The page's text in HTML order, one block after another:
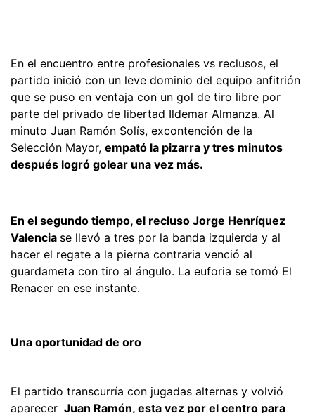
En el encuentro entre profesionales vs reclusos, el
partido inició con un leve dominio del equipo anfitrión
que se puso en ventaja con un gol de tiro libre por
parte del privado de libertad Ildemar Almanza. Al
minuto Juan Ramón Solís, excontención de la
Selección Mayor, empató la pizarra y tres minutos
después logró golear una vez más.
En el segundo tiempo, el recluso Jorge Henríquez
Valencia se llevó a tres por la banda izquierda y al
hacer el regate a la pierna contraria venció al
guardameta con tiro al ángulo. La euforia se tomó El
Renacer en ese instante.
Una oportunidad de oro
El partido transcurría con jugadas alternas y volvió
aparecer Juan Ramón, esta vez por el centro para